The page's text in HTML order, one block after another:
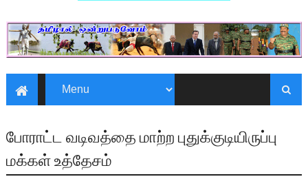
போராட்ட வடிவத்தை மாற்ற புதுக்குடியிருப்பு
மக்கள் உத்தேசம்